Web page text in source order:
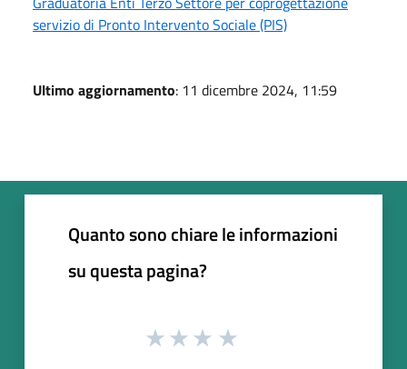
servizio di Pronto Intervento Sociale (PIS)
Ultimo aggiornamento: 11 dicembre 2024, 11:59
Quanto sono chiare le informazioni
su questa pagina?